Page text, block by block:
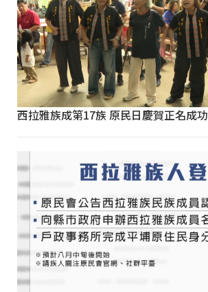
西拉雅族成第17族 原民日慶賀正名成功